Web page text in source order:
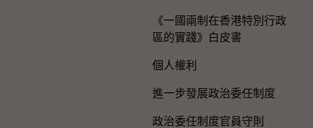
《一國兩制在香港特別行政
區的實踐》白皮書
個人權利
進一步發展政治委任制度
政治委任制度官員守則